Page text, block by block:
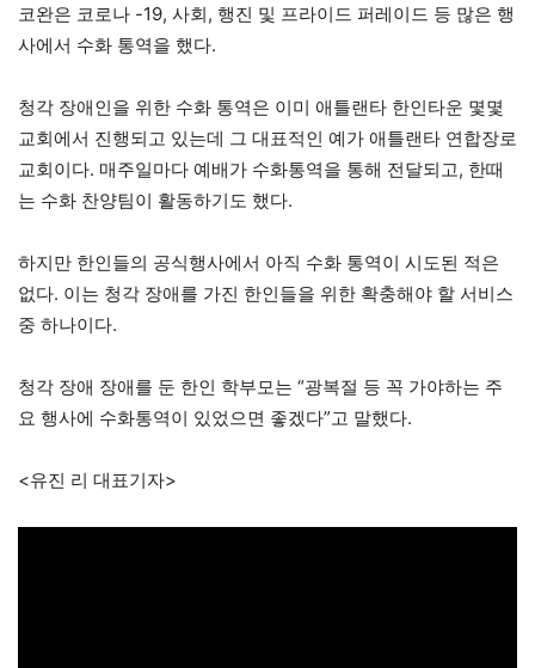
코완은 코로나 -19, 사회, 행진 및 프라이드 퍼레이드 등 많은 행
사에서 수화 통역을 했다.
청각 장애인을 위한 수화 통역은 이미 애틀랜타 한인타운 몇몇
교회에서 진행되고 있는데 그 대표적인 예가 애틀랜타 연합장로
교회이다. 매주일마다 예배가 수화통역을 통해 전달되고, 한때
는 수화 찬양팀이 활동하기도 했다.
하지만 한인들의 공식행사에서 아직 수화 통역이 시도된 적은
없다. 이는 청각 장애를 가진 한인들을 위한 확충해야 할 서비스
중 하나이다.
청각 장애 장애를 둔 한인 학부모는 “광복절 등 꼭 가야하는 주
요 행사에 수화통역이 있었으면 좋겠다”고 말했다.
<유진 리 대표기자>